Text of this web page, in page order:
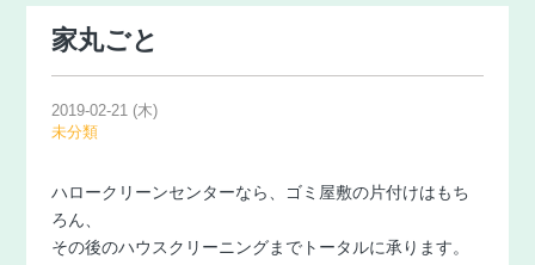
家丸ごと
2019-02-21 (木)
未分類
ハロークリーンセンターなら、ゴミ屋敷の片付けはもち
ろん、
その後のハウスクリーニングまでトータルに承ります。